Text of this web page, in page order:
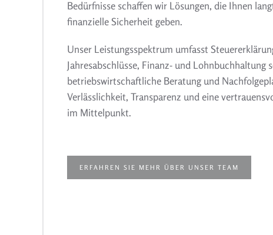
Bedürfnisse schaffen wir Lösungen, die Ihnen
finanzielle Sicherheit geben.
Unser Leistungsspektrum umfasst
Jahresabschlüsse, Finanz- und Lohnbuchhaltung
betriebswirtschaftliche Beratung und
Verlässlichkeit, Transparenz und eine
im Mittelpunkt.
ERFAHREN SIE MEHR ÜBER UNSER TEAM